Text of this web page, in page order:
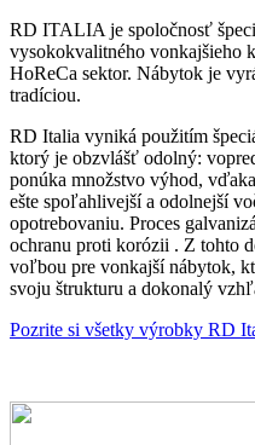
RD ITALIA je spoločnosť
vysokokvalitného vonkajšieho
HoReCa sektor. Nábytok je
tradíciou.
RD Italia vyniká použitím
ktorý je obzvlášť odolný:
ponúka množstvo výhod,
ešte spoľahlivejší a odolnejší
opotrebovaniu. Proces
ochranu proti korózii . Z tohto
voľbou pre vonkajší nábytok,
svoju štrukturu a dokonalý
Pozrite si všetky výrobky RD